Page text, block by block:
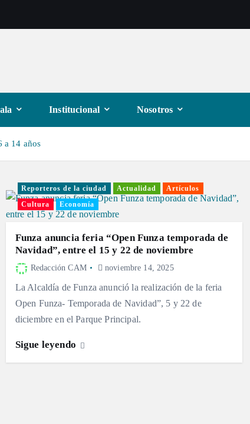
Institucional Nosotros
a 14 años
Reporteros de la ciudad Actualidad
Artículos
Cultura
Economía
Funza anuncia feria “Open Funza temporada de
Navidad”, entre el 15 y 22 de noviembre
Redacción CAM noviembre 14, 2025
La Alcaldía de Funza anunció la realización de la feria
Open Funza- Temporada de Navidad”, 5 y 22 de
diciembre en el Parque Principal.
Sigue leyendo